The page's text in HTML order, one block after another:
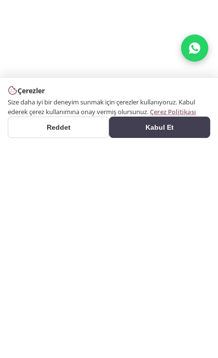
Çerezler
Size daha iyi bir deneyim sunmak için çerezler kullanıyoruz. Kabul
ederek çerez kullanımına onay vermiş olursunuz.Çerez Politikası
Reddet Kabul Et